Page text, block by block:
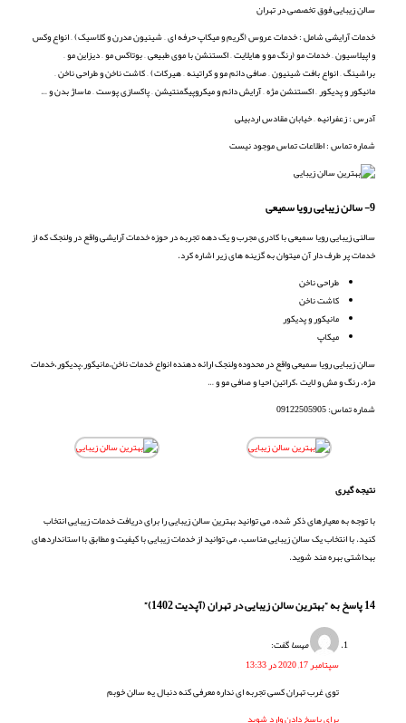
سالن زیبایی فوق تخصصی در تهران
خدمات آرایشی شامل : خدمات عروس (گریم و میکاپ حرفه ای – شینیون مدرن و کلاسیک) – انواع وکس
و اپیلاسیون – خدمات مو (رنگ مو و هایلایت – اکستنشن با موی طبیعی – بوتاکس مو – دیزاین مو –
براشینگ – انواع بافت شینیون – صافی دائم مو و کراتینه – هیرکات) – کاشت ناخن و طراحی ناخن –
مانیکور و پدیکور – اکستنشن مژه – آرایش دائم و میکروپیگمنتیشن – پاکسازی پوست – ماساژ بدن و …
آدرس : زعفرانیه – خیابان مقادس اردبیلی
شماره تماس : اطلاعات تماس موجود نیست
9- سالن زیبایی رویا سمیعی
سالنی زیبایی رویا سمیعی با کادری مجرب و یک دهه تجربه در حوزه خدمات آرایشی واقع در ولنجک که از
خدمات پر طرف دار آن میتوان به گزینه های زیر اشاره کرد.
طراحی ناخن
کاشت ناخن
مانیکور و پدیکور
میکاپ
سالن زیبایی رویا سمیعی واقع در محدوده ولنجک ارائه دهنده انواع خدمات ناخن،مانیکور،پدیکور،خدمات
مژه، رنگ و مش و لایت ،کراتین احیا و صافی مو و …
شماره تماس: 09122505905
نتیجه گیری
با توجه به معیارهای ذکر شده، می توانید بهترین سالن زیبایی را برای دریافت خدمات زیبایی انتخاب
کنید. با انتخاب یک سالن زیبایی مناسب، می توانید از خدمات زیبایی با کیفیت و مطابق با استانداردهای
بهداشتی بهره مند شوید.
14 پاسخ به “بهترین سالن زیبایی در تهران (آپدیت 1402)”
مهساگفت:
سپتامبر 17, 2020 در 13:33
توی غرب تهران کسی تجربه ای نداره معرفی کنه دنبال یه سالن خوبم
برای پاسخ دادن وارد شوید